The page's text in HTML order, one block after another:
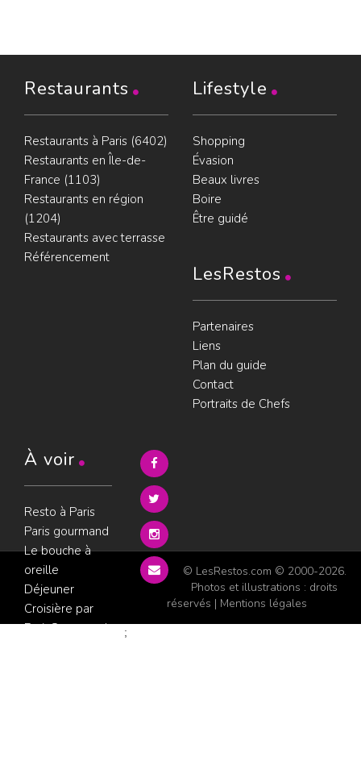
Restaurants
Restaurants à Paris (6402)
Restaurants en Île-de-
France (1103)
Restaurants en région
(1204)
Restaurants avec terrasse
Référencement
Lifestyle
Shopping
Évasion
Beaux livres
Boire
Être guidé
LesRestos
Partenaires
Liens
Plan du guide
Contact
Portraits de Chefs
À voir
Resto à Paris
Paris gourmand
Le bouche à
oreille
Déjeuner
Croisière par
ParisGourmand
© LesRestos.com © 2000-2026.
Photos et illustrations : droits
réservés | Mentions légales
;